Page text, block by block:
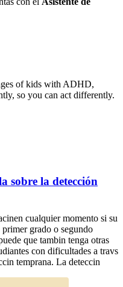
of kids with ADHD,
so you can act differently.
sobre la detección
cualquier momento si su
grado o segundo
que tambin tenga otras
con dificultades a travs
temprana. La deteccin